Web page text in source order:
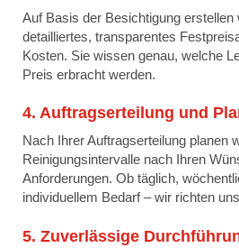
Auf Basis der Besichtigung erstellen
detailliertes, transparentes
Kosten. Sie wissen genau, welche
Preis erbracht werden.
4. Auftragserteilung und
Nach Ihrer Auftragserteilung planen
Reinigungsintervalle nach Ihren
Anforderungen. Ob täglich,
individuellem Bedarf – wir richten
5. Zuverlässige